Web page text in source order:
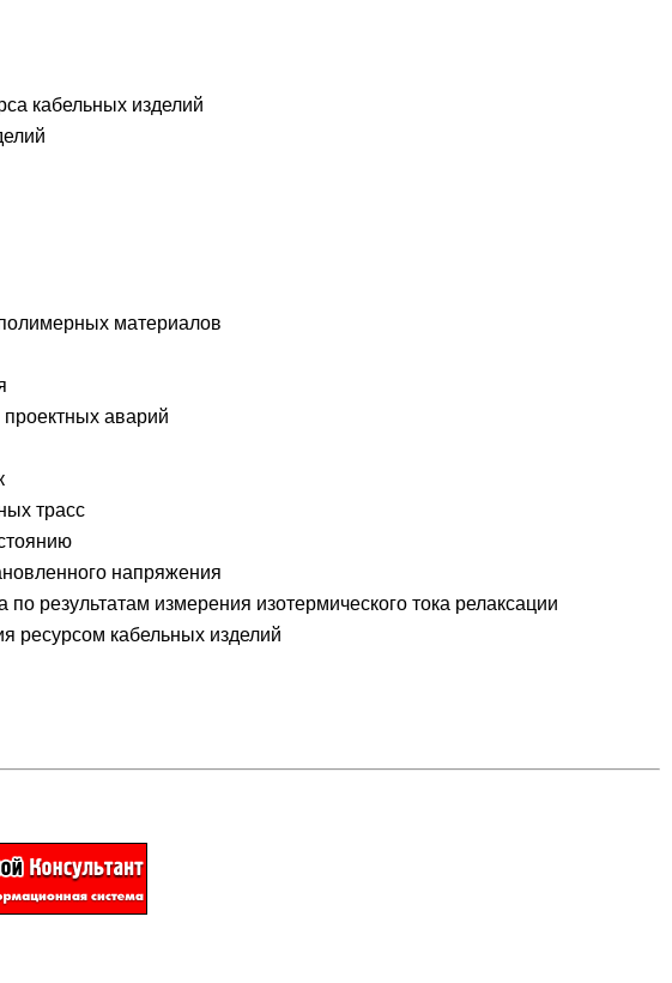
кабельных изделий
материалов
аварий
трасс
напряжения
результатам измерения изотермического тока релаксации
ресурсом кабельных изделий